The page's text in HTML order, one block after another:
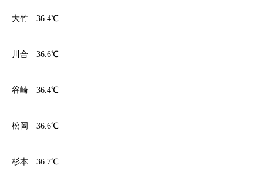
大竹 36.4℃
川合 36.6℃
谷崎 36.4℃
松岡 36.6℃
杉本 36.7℃